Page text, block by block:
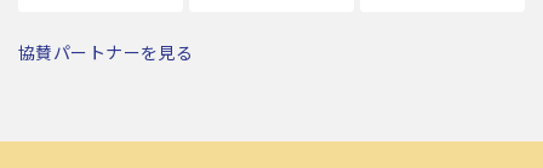
協賛パートナーを見る